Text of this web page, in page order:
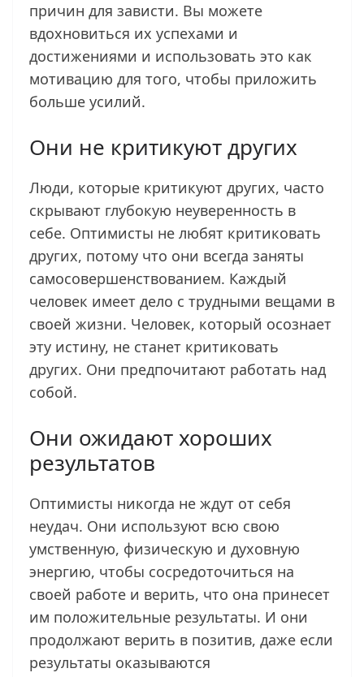
причин для зависти. Вы можете
вдохновиться их успехами и
достижениями и использовать это как
мотивацию для того, чтобы приложить
больше усилий.
Они не критикуют других
Люди, которые критикуют других, часто
скрывают глубокую неуверенность в
себе. Оптимисты не любят критиковать
других, потому что они всегда заняты
самосовершенствованием. Каждый
человек имеет дело с трудными вещами в
своей жизни. Человек, который осознает
эту истину, не станет критиковать
других. Они предпочитают работать над
собой.
Они ожидают хороших
результатов
Оптимисты никогда не ждут от себя
неудач. Они используют всю свою
умственную, физическую и духовную
энергию, чтобы сосредоточиться на
своей работе и верить, что она принесет
им положительные результаты. И они
продолжают верить в позитив, даже если
результаты оказываются